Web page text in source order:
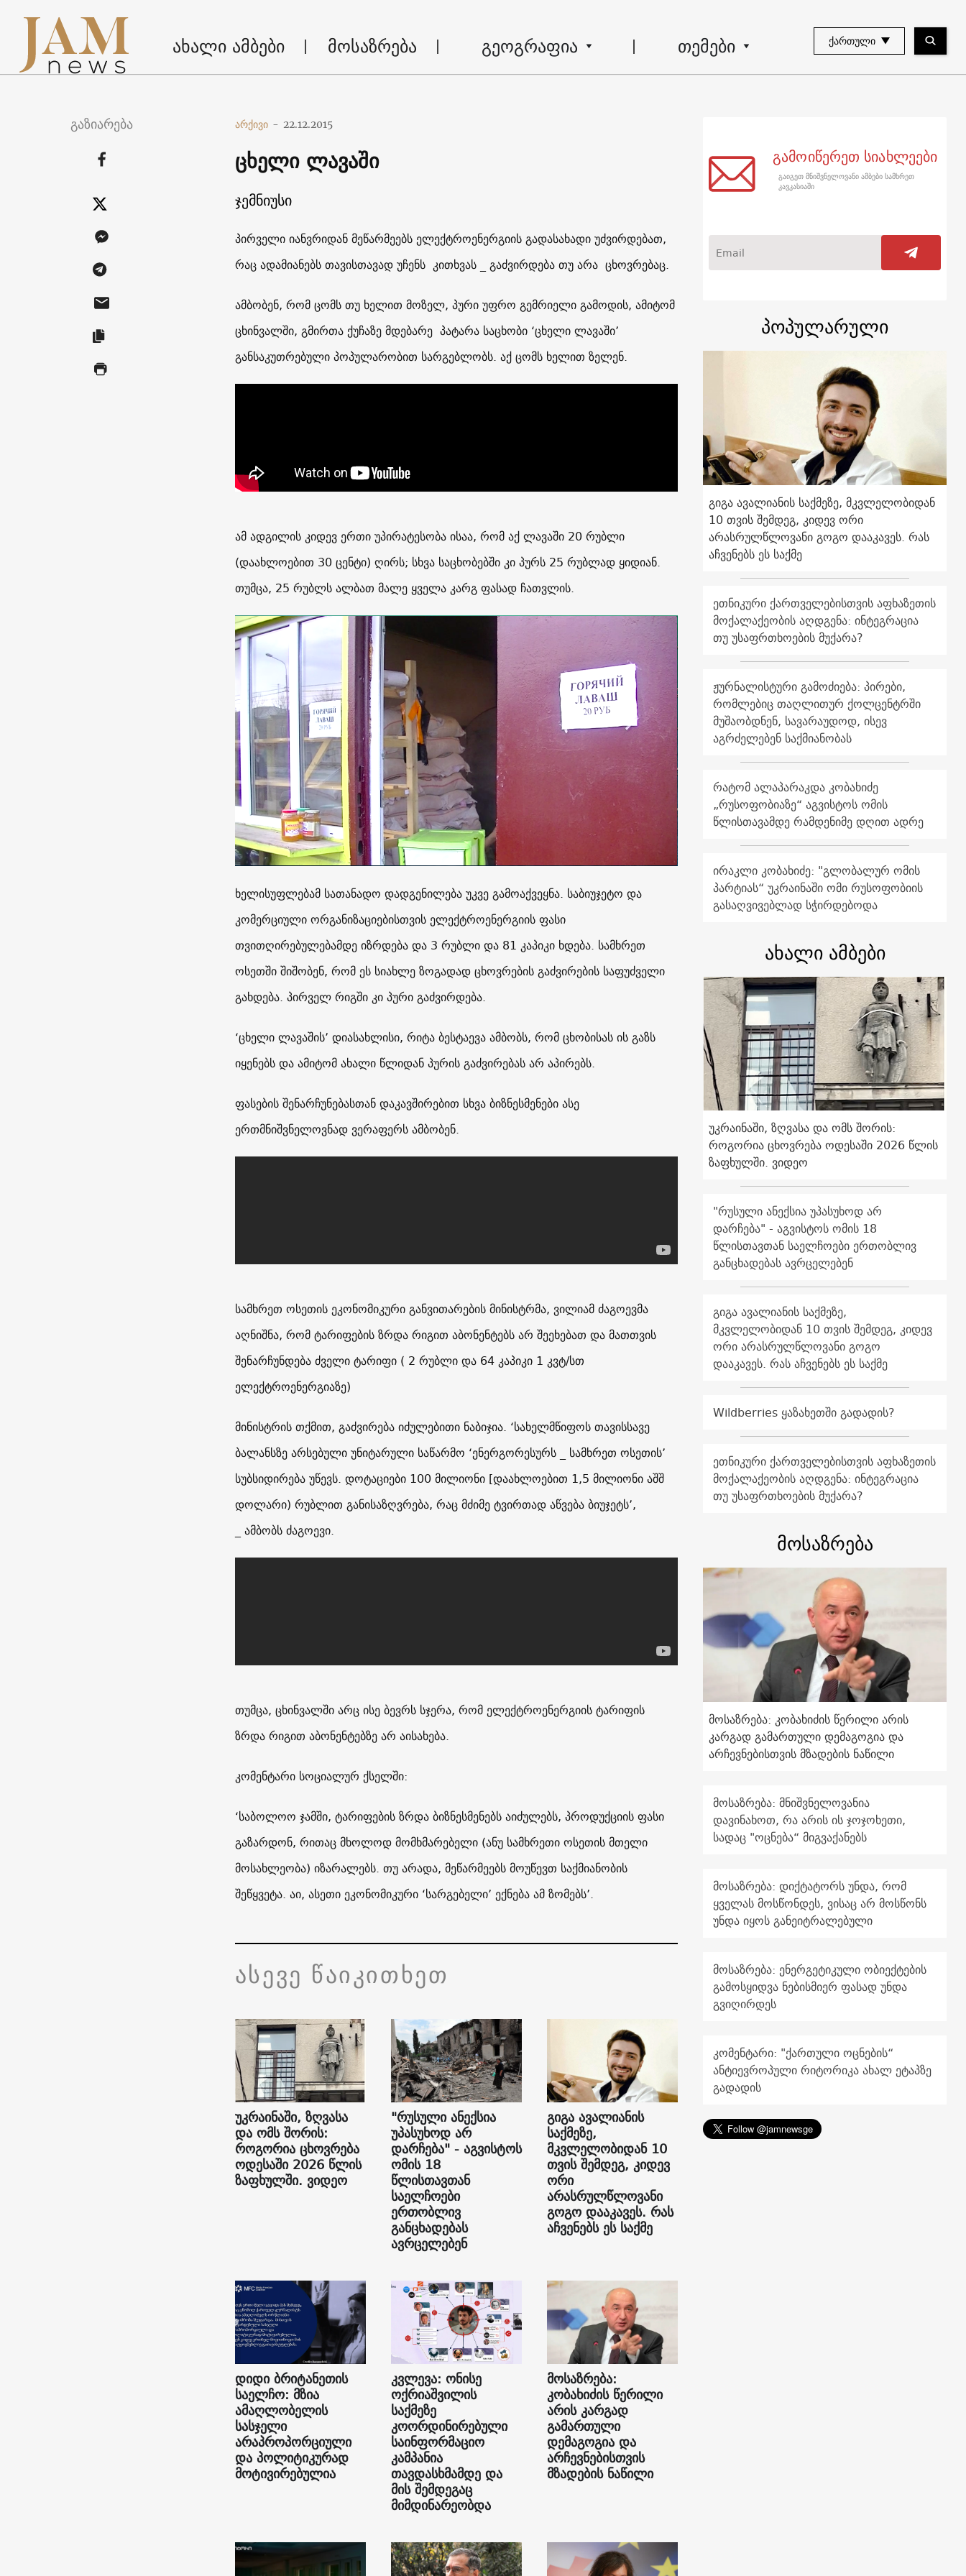
ახალი ამბები მოსაზრება გეოგრაფია თემები ᲥᲐᲠᲗᲣᲚᲘ
გაზიარება არქივი - 22.12.2015
ცხელი ლავაში
ჯემნიუსი
პირველი იანვრიდან მეწარმეებს ელექტროენერგიის გადასახადი უძვირდებათ,
რაც ადამიანებს თავისთავად უჩენს კითხვას _ გაძვირდება თუ არა ცხოვრებაც.
ამბობენ, რომ ცომს თუ ხელით მოზელ, პური უფრო გემრიელი გამოდის, ამიტომ
ცხინვალში, გმირთა ქუჩაზე მდებარე პატარა საცხობი ‘ცხელი ლავაში’
განსაკუთრებული პოპულარობით სარგებლობს. აქ ცომს ხელით ზელენ.
ამ ადგილის კიდევ ერთი უპირატესობა ისაა, რომ აქ ლავაში 20 რუბლი
(დაახლოებით 30 ცენტი) ღირს; სხვა საცხობებში კი პურს 25 რუბლად ყიდიან.
თუმცა, 25 რუბლს ალბათ მალე ყველა კარგ ფასად ჩათვლის.
ხელისუფლებამ სათანადო დადგენილება უკვე გამოაქვეყნა. საბიუჯეტო და
კომერციული ორგანიზაციებისთვის ელექტროენერგიის ფასი
თვითღირებულებამდე იზრდება და 3 რუბლი და 81 კაპიკი ხდება. სამხრეთ
ოსეთში შიშობენ, რომ ეს სიახლე ზოგადად ცხოვრების გაძვირების საფუძველი
გახდება. პირველ რიგში კი პური გაძვირდება.
‘ცხელი ლავაშის’ დიასახლისი, რიტა ბესტაევა ამბობს, რომ ცხობისას ის გაზს
იყენებს და ამიტომ ახალი წლიდან პურის გაძვირებას არ აპირებს.
ფასების შენარჩუნებასთან დაკავშირებით სხვა ბიზნესმენები ასე
ერთმნიშვნელოვნად ვერაფერს ამბობენ.
სამხრეთ ოსეთის ეკონომიკური განვითარების მინისტრმა, ვილიამ ძაგოევმა
აღნიშნა, რომ ტარიფების ზრდა რიგით აბონენტებს არ შეეხებათ და მათთვის
შენარჩუნდება ძველი ტარიფი ( 2 რუბლი და 64 კაპიკი 1 კვტ/სთ
ელექტროენერგიაზე)
მინისტრის თქმით, გაძვირება იძულებითი ნაბიჯია. ‘სახელმწიფოს თავისსავე
ბალანსზე არსებული უნიტარული საწარმო ‘ენერგორესურს _ სამხრეთ ოსეთის’
სუბსიდირება უწევს. დოტაციები 100 მილიონი [დაახლოებით 1,5 მილიონი აშშ
დოლარი) რუბლით განისაზღვრება, რაც მძიმე ტვირთად აწვება ბიუჯეტს’,
_ ამბობს ძაგოევი.
თუმცა, ცხინვალში არც ისე ბევრს სჯერა, რომ ელექტროენერგიის ტარიფის
ზრდა რიგით აბონენტებზე არ აისახება.
კომენტარი სოციალურ ქსელში:
‘საბოლოო ჯამში, ტარიფების ზრდა ბიზნესმენებს აიძულებს, პროდუქციის ფასი
გაზარდონ, რითაც მხოლოდ მომხმარებელი (ანუ სამხრეთი ოსეთის მთელი
მოსახლეობა) იზარალებს. თუ არადა, მეწარმეებს მოუწევთ საქმიანობის
შეწყვეტა. აი, ასეთი ეკონომიკური ‘სარგებელი’ ექნება ამ ზომებს’.
ასევე წაიკითხეთ
უკრაინაში, ზღვასა
და ომს შორის:
როგორია ცხოვრება
ოდესაში 2026 წლის
ზაფხულში. ვიდეო
"რუსული ანექსია
უპასუხოდ არ
დარჩება" - აგვისტოს
ომის 18
წლისთავთან
საელჩოები
ერთობლივ
განცხადებას
ავრცელებენ
გიგა ავალიანის
საქმეზე,
მკვლელობიდან 10
თვის შემდეგ, კიდევ
ორი
არასრულწლოვანი
გოგო დააკავეს. რას
აჩვენებს ეს საქმე
დიდი ბრიტანეთის
საელჩო: მზია
ამაღლობელის
სასჯელი
არაპროპორციული
და პოლიტიკურად
მოტივირებულია
კვლევა: ონისე
ოქრიაშვილის
საქმეზე
კოორდინირებული
საინფორმაციო
კამპანია
თავდასხმამდე და
მის შემდეგაც
მიმდინარეობდა
მოსაზრება:
კობახიძის წერილი
არის კარგად
გამართული
დემაგოგია და
არჩევნებისთვის
მზადების ნაწილი
გამოიწერეთ სიახლეები
გაიგეთ მნიშვნელოვანი ამბები სამხრეთ
კავკასიაში
პოპულარული
გიგა ავალიანის საქმეზე, მკვლელობიდან
10 თვის შემდეგ, კიდევ ორი
არასრულწლოვანი გოგო დააკავეს. რას
აჩვენებს ეს საქმე
ეთნიკური ქართველებისთვის აფხაზეთის
მოქალაქეობის აღდგენა: ინტეგრაცია
თუ უსაფრთხოების მუქარა?
ჟურნალისტური გამოძიება: პირები,
რომლებიც თაღლითურ ქოლცენტრში
მუშაობდნენ, სავარაუდოდ, ისევ
აგრძელებენ საქმიანობას
რატომ ალაპარაკდა კობახიძე
„რუსოფობიაზე“ აგვისტოს ომის
წლისთავამდე რამდენიმე დღით ადრე
ირაკლი კობახიძე: "გლობალურ ომის
პარტიას“ უკრაინაში ომი რუსოფობიის
გასაღვივებლად სჭირდებოდა
ახალი ამბები
უკრაინაში, ზღვასა და ომს შორის:
როგორია ცხოვრება ოდესაში 2026 წლის
ზაფხულში. ვიდეო
"რუსული ანექსია უპასუხოდ არ
დარჩება" - აგვისტოს ომის 18
წლისთავთან საელჩოები ერთობლივ
განცხადებას ავრცელებენ
გიგა ავალიანის საქმეზე,
მკვლელობიდან 10 თვის შემდეგ, კიდევ
ორი არასრულწლოვანი გოგო
დააკავეს. რას აჩვენებს ეს საქმე
Wildberries ყაზახეთში გადადის?
ეთნიკური ქართველებისთვის აფხაზეთის
მოქალაქეობის აღდგენა: ინტეგრაცია
თუ უსაფრთხოების მუქარა?
მოსაზრება
მოსაზრება: კობახიძის წერილი არის
კარგად გამართული დემაგოგია და
არჩევნებისთვის მზადების ნაწილი
მოსაზრება: მნიშვნელოვანია
დავინახოთ, რა არის ის ჯოჯოხეთი,
სადაც "ოცნება“ მიგვაქანებს
მოსაზრება: დიქტატორს უნდა, რომ
ყველას მოსწონდეს, ვისაც არ მოსწონს
უნდა იყოს განეიტრალებული
მოსაზრება: ენერგეტიკული ობიექტების
გამოსყიდვა ნებისმიერ ფასად უნდა
გვიღირდეს
კომენტარი: "ქართული ოცნების“
ანტიევროპული რიტორიკა ახალ ეტაპზე
გადადის